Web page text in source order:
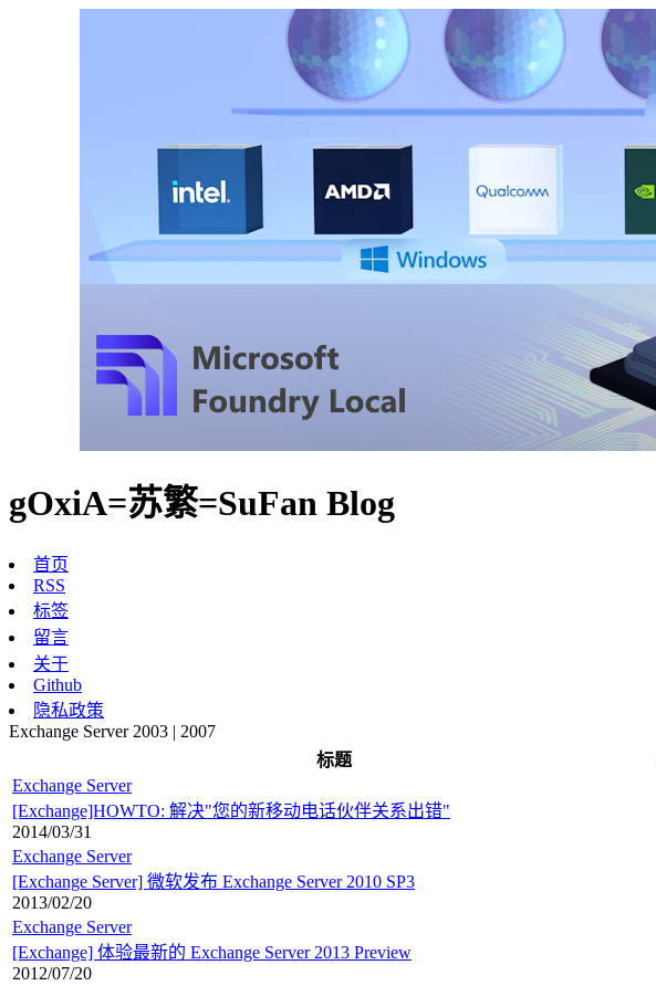
gOxiA=苏繁=SuFan Blog
首页
RSS
标签
留言
关于
Github
隐私政策
Exchange Server 2003 | 2007
标题
Exchange Server
[Exchange]HOWTO: 解决"您的新移动电话伙伴关系出错"
2014/03/31
Exchange Server
[Exchange Server] 微软发布 Exchange Server 2010 SP3
2013/02/20
Exchange Server
[Exchange] 体验最新的 Exchange Server 2013 Preview
2012/07/20